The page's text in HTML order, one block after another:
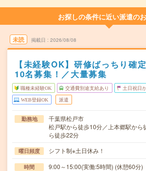
お探しの条件に近い派遣の
未読 掲載日 2026/08/08
【未経験OK】研修ばっちり確
10名募集！／大量募集
職種未経験OK 交通費別途支給あり 土日祝日
WEB登録OK 派遣
勤務地
千葉県松戸市
松戸駅から徒歩10分／上本郷駅から
ら徒歩22分
曜日頻度 シフト制※土日休み！
時間 9:00～15:00(実働:5時間) (休憩60分